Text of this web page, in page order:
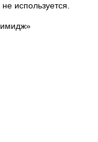
используется.